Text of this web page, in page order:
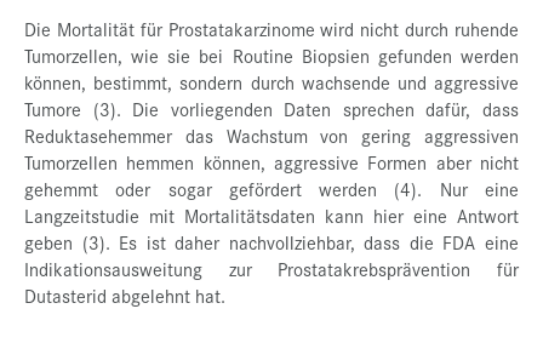
Die Mortalität für Prostatakarzinome wird nicht durch ruhende
Tumorzellen, wie sie bei Routine Biopsien gefunden werden
können, bestimmt, sondern durch wachsende und aggressive
Tumore (3). Die vorliegenden Daten sprechen dafür, dass
Reduktasehemmer das Wachstum von gering aggressiven
Tumorzellen hemmen können, aggressive Formen aber nicht
gehemmt oder sogar gefördert werden (4). Nur eine
Langzeitstudie mit Mortalitätsdaten kann hier eine Antwort
geben (3). Es ist daher nachvollziehbar, dass die FDA eine
Indikationsausweitung zur Prostatakrebsprävention für
Dutasterid abgelehnt hat.